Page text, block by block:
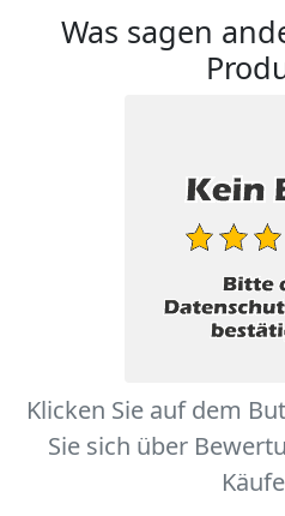
Was sagen
Klicken Sie auf dem
Sie sich über